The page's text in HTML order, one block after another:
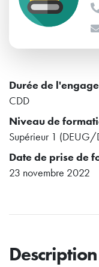
Durée de
CDD
Niveau de
Supérieur 1
Date de prise de
23 novembre 2022